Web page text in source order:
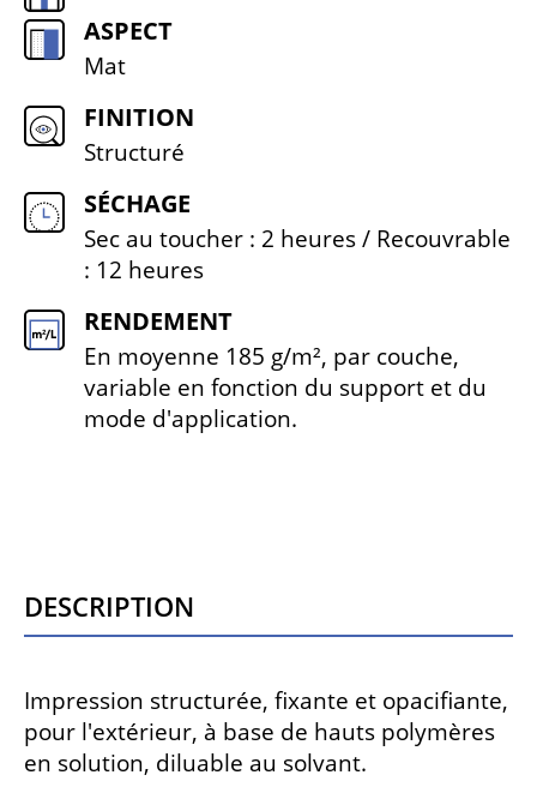
ASPECT
Mat
FINITION
Structuré
SÉCHAGE
Sec au toucher : 2 heures / Recouvrable
: 12 heures
RENDEMENT
En moyenne 185 g/m², par couche,
variable en fonction du support et du
mode d'application.
Description
Impression structurée, fixante et opacifiante,
pour l'extérieur, à base de hauts polymères
en solution, diluable au solvant.